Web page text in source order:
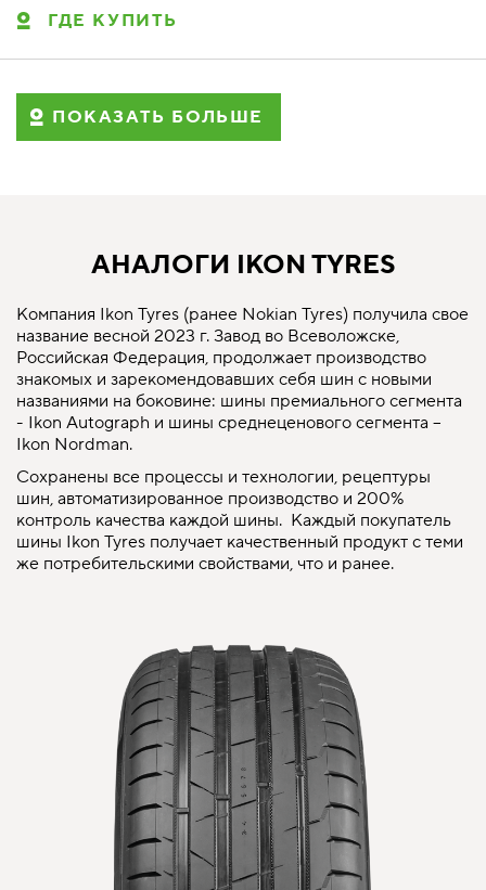
ГДЕ КУПИТЬ
ПОКАЗАТЬ БОЛЬШЕ
АНАЛОГИ IKON TYRES
Компания Ikon Tyres (ранее Nokian Tyres) получила свое
название весной 2023 г. Завод во Всеволожске,
Российская Федерация, продолжает производство
знакомых и зарекомендовавших себя шин с новыми
названиями на боковине: шины премиального сегмента
- Ikon Autograph и шины среднеценового сегмента –
Ikon Nordman.
Сохранены все процессы и технологии, рецептуры
шин, автоматизированное производство и 200%
контроль качества каждой шины. Каждый покупатель
шины Ikon Tyres получает качественный продукт с теми
же потребительскими свойствами, что и ранее.